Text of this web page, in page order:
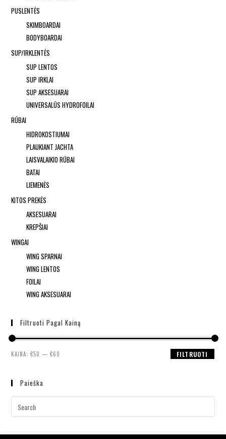
PUSLENTĖS
SKIMBOARDAI
BODYBOARDAI
SUP/IRKLENTĖS
SUP LENTOS
SUP IRKLAI
SUP AKSESUARAI
UNIVERSALŪS HYDROFOILAI
RŪBAI
HIDROKOSTIUMAI
PLAUKIANT JACHTA
LAISVALAIKIO RŪBAI
BATAI
LIEMENĖS
KITOS PREKĖS
AKSESUARAI
KREPŠIAI
WINGAI
WING SPARNAI
WING LENTOS
FOILAI
WING AKSESUARAI
Filtruoti Pagal Kainą
FILTRUOTI
KAINA:€50 —€60
Paieška